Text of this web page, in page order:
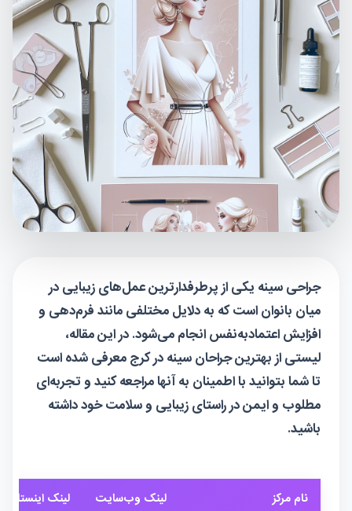
جراحی سینه یکی از پرطرفدارترین عمل‌های زیبایی در
میان بانوان است که به دلایل مختلفی مانند فرم‌دهی و
افزایش اعتمادبه‌نفس انجام می‌شود. در این مقاله،
لیستی از بهترین جراحان سینه در کرج معرفی شده است
تا شما بتوانید با اطمینان به آنها مراجعه کنید و تجربه‌ای
مطلوب و ایمن در راستای زیبایی و سلامت خود داشته
باشید.
نام مرکز لینک وب‌سایت لینک